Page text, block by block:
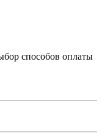
способов оплаты